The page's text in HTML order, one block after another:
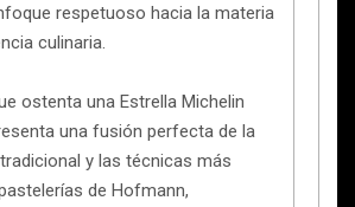
respetuoso hacia la materia
culinaria.
ostenta una Estrella Michelin
una fusión perfecta de la
y las técnicas más
de Hofmann,